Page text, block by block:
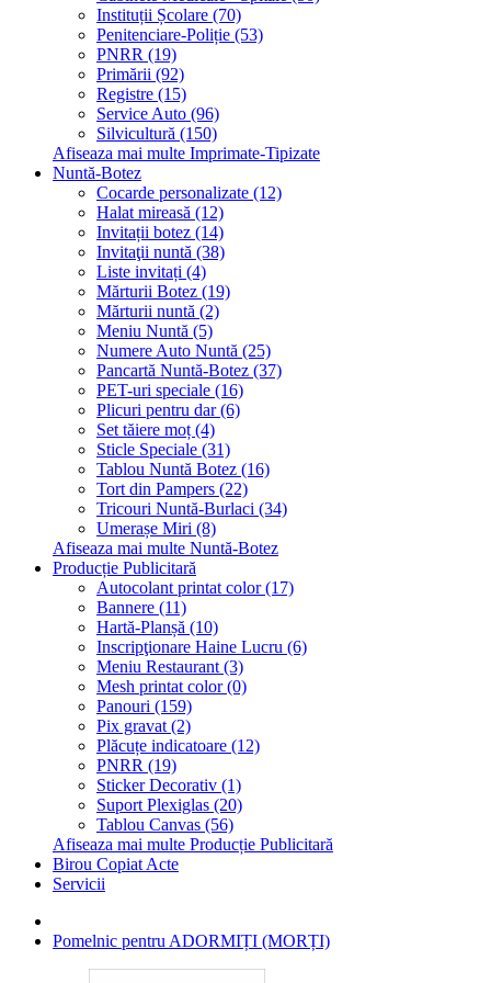
Instituții Școlare (70)
Penitenciare-Poliție (53)
PNRR (19)
Primării (92)
Registre (15)
Service Auto (96)
Silvicultură (150)
Afiseaza mai multe Imprimate-Tipizate
Nuntă-Botez
Cocarde personalizate (12)
Halat mireasă (12)
Invitații botez (14)
Invitaţii nuntă (38)
Liste invitați (4)
Mărturii Botez (19)
Mărturii nuntă (2)
Meniu Nuntă (5)
Numere Auto Nuntă (25)
Pancartă Nuntă-Botez (37)
PET-uri speciale (16)
Plicuri pentru dar (6)
Set tăiere moț (4)
Sticle Speciale (31)
Tablou Nuntă Botez (16)
Tort din Pampers (22)
Tricouri Nuntă-Burlaci (34)
Umerașe Miri (8)
Afiseaza mai multe Nuntă-Botez
Producție Publicitară
Autocolant printat color (17)
Bannere (11)
Hartă-Planșă (10)
Inscripţionare Haine Lucru (6)
Meniu Restaurant (3)
Mesh printat color (0)
Panouri (159)
Pix gravat (2)
Plăcuțe indicatoare (12)
PNRR (19)
Sticker Decorativ (1)
Suport Plexiglas (20)
Tablou Canvas (56)
Afiseaza mai multe Producție Publicitară
Birou Copiat Acte
Servicii
Pomelnic pentru ADORMIȚI (MORȚI)